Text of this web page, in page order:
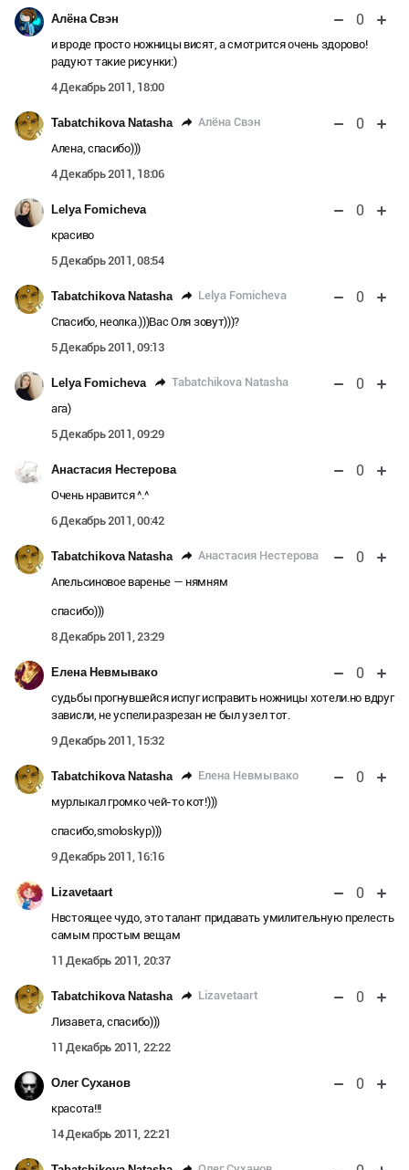
Алёна Свэн 0
и вроде просто ножницы висят, а смотрится очень здорово!
радуют такие рисунки:)
4 Декабрь 2011, 18:00
Tabatchikova Natasha Алёна Свэн 0
Алена, спасибо)))
4 Декабрь 2011, 18:06
Lelya Fomicheva 0
красиво
5 Декабрь 2011, 08:54
Tabatchikova Natasha Lelya Fomicheva 0
Спасибо, неолка.)))Вас Оля зовут)))?
5 Декабрь 2011, 09:13
Lelya Fomicheva Tabatchikova Natasha 0
ага)
5 Декабрь 2011, 09:29
Анастасия Нестерова 0
Очень нравится ^.^
6 Декабрь 2011, 00:42
Tabatchikova Natasha Анастасия Нестерова 0
Апельсиновое варенье — нямням
спасибо)))
8 Декабрь 2011, 23:29
Елена Невмывако 0
судьбы прогнувшейся испуг исправить ножницы хотели.но вдруг
зависли, не успели.разрезан не был узел тот.
9 Декабрь 2011, 15:32
Tabatchikova Natasha Елена Невмывако 0
мурлыкал громко чей-то кот!)))
спасибо,smoloskyp)))
9 Декабрь 2011, 16:16
Lizavetaart 0
Нвстоящее чудо, это талант придавать умилительную прелесть
самым простым вещам
11 Декабрь 2011, 20:37
Tabatchikova Natasha Lizavetaart 0
Лизавета, спасибо)))
11 Декабрь 2011, 22:22
Олег Суханов 0
красота!!!
14 Декабрь 2011, 22:21